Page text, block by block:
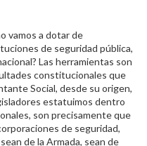
vamos a dotar de
de seguridad pública,
Las herramientas son
constitucionales que
Social, desde su origen,
estatuimos dentro
son precisamente que
de seguridad,
de la Armada, sean de